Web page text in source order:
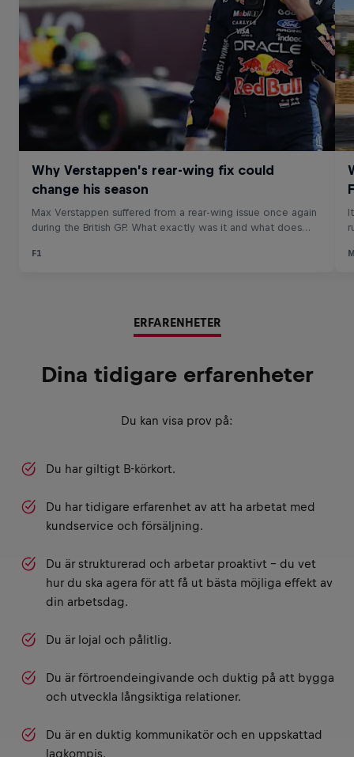
ERFARENHETER
Dina tidigare erfarenheter
Du kan visa prov på:
Du har giltigt B-körkort.
Du har tidigare erfarenhet av att ha arbetat med
kundservice och försäljning.
Du är strukturerad och arbetar proaktivt – du vet
hur du ska agera för att få ut bästa möjliga effekt av
din arbetsdag.
Du är lojal och pålitlig.
Du är förtroendeingivande och duktig på att bygga
och utveckla långsiktiga relationer.
Du är en duktig kommunikatör och en uppskattad
lagkompis.